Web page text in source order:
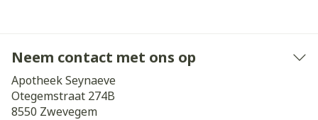
Neem contact met ons op
Apotheek Seynaeve
Otegemstraat 274B
8550 Zwevegem